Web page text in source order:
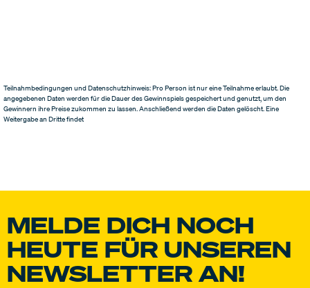
Teilnahmbedingungen und Datenschutzhinweis: Pro Person ist nur eine Teilnahme erlaubt. Die
angegebenen Daten werden für die Dauer des Gewinnspiels gespeichert und genutzt, um den
Gewinnern ihre Preise zukommen zu lassen. Anschließend werden die Daten gelöscht. Eine
Weitergabe an Dritte findet
MELDE DICH NOCH
HEUTE FÜR UNSEREN
NEWSLETTER AN!